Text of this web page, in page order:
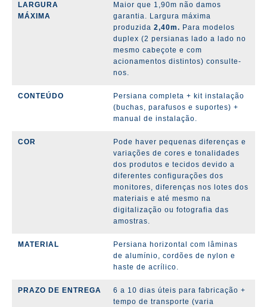
LARGURA
MÁXIMA
Maior que 1,90m não damos
garantia. Largura máxima
produzida 2,40m. Para modelos
duplex (2 persianas lado a lado no
mesmo cabeçote e com
acionamentos distintos) consulte-
nos.
CONTEÚDO
Persiana completa + kit instalação
(buchas, parafusos e suportes) +
manual de instalação.
COR
Pode haver pequenas diferenças e
variações de cores e tonalidades
dos produtos e tecidos devido a
diferentes configurações dos
monitores, diferenças nos lotes dos
materiais e até mesmo na
digitalização ou fotografia das
amostras.
MATERIAL
Persiana horizontal com lâminas
de alumínio, cordões de nylon e
haste de acrílico.
PRAZO DE ENTREGA
6 a 10 dias úteis para fabricação +
tempo de transporte (varia